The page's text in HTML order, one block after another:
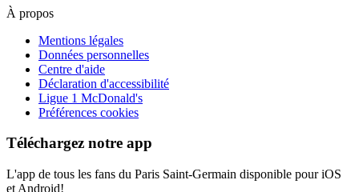
À propos
Mentions légales
Données personnelles
Centre d'aide
Déclaration d'accessibilité
Ligue 1 McDonald's
Préférences cookies
Téléchargez notre app
L'app de tous les fans du Paris Saint-Germain disponible pour iOS
et Android!